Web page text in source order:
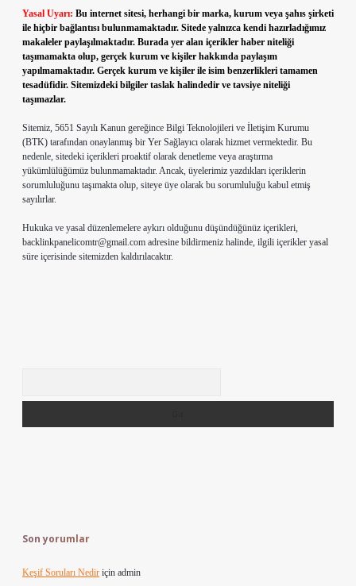
Yasal Uyarı: Bu internet sitesi, herhangi bir marka, kurum veya şahıs şirketi
ile hiçbir bağlantısı bulunmamaktadır. Sitede yalnızca kendi hazırladığımız
makaleler paylaşılmaktadır. Burada yer alan içerikler haber niteliği
taşımamakta olup, gerçek kurum ve kişiler hakkında paylaşım
yapılmamaktadır. Gerçek kurum ve kişiler ile isim benzerlikleri tamamen
tesadüfidir. Sitemizdeki bilgiler taslak halindedir ve tavsiye niteliği
taşımazlar.
Sitemiz, 5651 Sayılı Kanun gereğince Bilgi Teknolojileri ve İletişim Kurumu
(BTK) tarafından onaylanmış bir Yer Sağlayıcı olarak hizmet vermektedir. Bu
nedenle, sitedeki içerikleri proaktif olarak denetleme veya araştırma
yükümlülüğümüz bulunmamaktadır. Ancak, üyelerimiz yazdıkları içeriklerin
sorumluluğunu taşımakta olup, siteye üye olarak bu sorumluluğu kabul etmiş
sayılırlar.
Hukuka ve yasal düzenlemelere aykırı olduğunu düşündüğünüz içerikleri,
backlinkpanelicomtr@gmail.com adresine bildirmeniz halinde, ilgili içerikler yasal
süre içerisinde sitemizden kaldırılacaktır.
Son yorumlar
Keşif Soruları Nedir için admin